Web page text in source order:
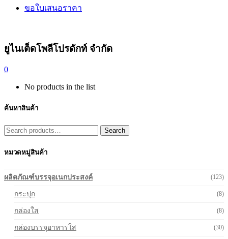
ขอใบเสนอราคา
ยูไนเต็ดโพลีโปรดักท์ จำกัด
0
No products in the list
ค้นหาสินค้า
Search
for:
Search
หมวดหมู่สินค้า
ผลิตภัณฑ์บรรจุอเนกประสงค์ (123)
กระปุก (8)
กล่องใส (8)
กล่องบรรจุอาหารใส (30)